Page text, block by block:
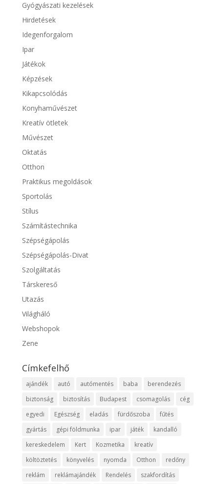
Gyógyászati kezelések
Hirdetések
Idegenforgalom
Ipar
Játékok
Képzések
Kikapcsolódás
Konyhaművészet
Kreatív ötletek
Művészet
Oktatás
Otthon
Praktikus megoldások
Sportolás
Stílus
Számítástechnika
Szépségápolás
Szépségápolás-Divat
Szolgáltatás
Társkereső
Utazás
Világháló
Webshopok
Zene
Címkefelhő
ajándék autó autómentés baba
berendezés
biztonság
biztosítás Budapest csomagolás
cég
egyedi
Egészség eladás fürdőszoba
fűtés
gyártás
gépi földmunka ipar játék
kandalló
kereskedelem
Kert Kozmetika
kreatív
költöztetés
könyvelés nyomda Otthon
redőny
reklám
reklámajándék Rendelés szakfordítás